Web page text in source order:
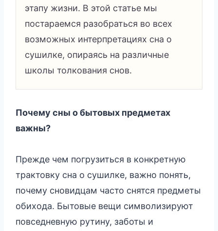
этапу жизни. В этой статье мы
постараемся разобраться во всех
возможных интерпретациях сна о
сушилке, опираясь на различные
школы толкования снов.
Почему сны о бытовых предметах
важны?
Прежде чем погрузиться в конкретную
трактовку сна о сушилке, важно понять,
почему сновидцам часто снятся предметы
обихода. Бытовые вещи символизируют
повседневную рутину, заботы и